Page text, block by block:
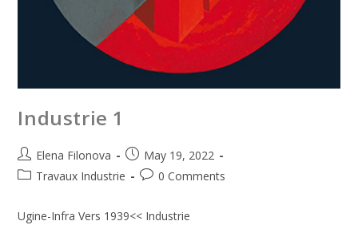
Industrie 1
Elena Filonova
May 19, 2022
Travaux Industrie
0 Comments
Ugine-Infra Vers 1939<< Industrie